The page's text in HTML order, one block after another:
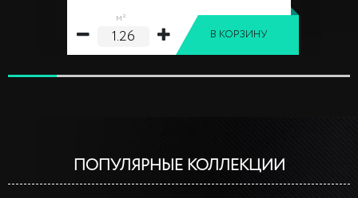
м²
В КОРЗИНУ
ПОПУЛЯРНЫЕ КОЛЛЕКЦИИ